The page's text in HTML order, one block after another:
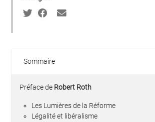
Sommaire
Préface de Robert Roth
Les Lumières de la Réforme
Légalité et libéralisme